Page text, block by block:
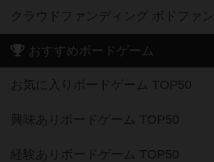
クラウドファンディング ボドファン
おすすめボードゲーム
お気に入りボードゲーム TOP50
興味ありボードゲーム TOP50
経験ありボードゲーム TOP50